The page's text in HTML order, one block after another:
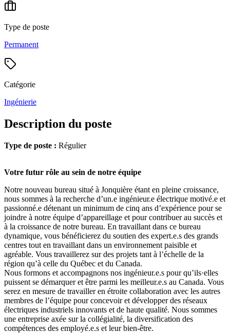
Type de poste
Permanent
Catégorie
Ingénierie
Description du poste
Type de poste : Régulier
Votre futur rôle au sein de notre équipe
Notre nouveau bureau situé à Jonquière étant en pleine croissance,
nous sommes à la recherche d’un.e ingénieur.e électrique motivé.e et
passionné.e détenant un minimum de cinq ans d’expérience pour se
joindre à notre équipe d’appareillage et pour contribuer au succès et
à la croissance de notre bureau. En travaillant dans ce bureau
dynamique, vous bénéficierez du soutien des expert.e.s des grands
centres tout en travaillant dans un environnement paisible et
agréable. Vous travaillerez sur des projets tant à l’échelle de la
région qu’à celle du Québec et du Canada.
Nous formons et accompagnons nos ingénieur.e.s pour qu’ils·elles
puissent se démarquer et être parmi les meilleur.e.s au Canada. Vous
serez en mesure de travailler en étroite collaboration avec les autres
membres de l’équipe pour concevoir et développer des réseaux
électriques industriels innovants et de haute qualité. Nous sommes
une entreprise axée sur la collégialité, la diversification des
compétences des employé.e.s et leur bien-être.